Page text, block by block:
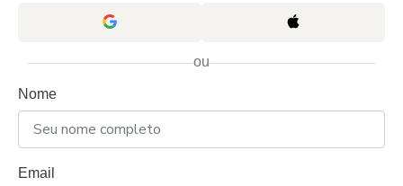
ou
Nome
Email